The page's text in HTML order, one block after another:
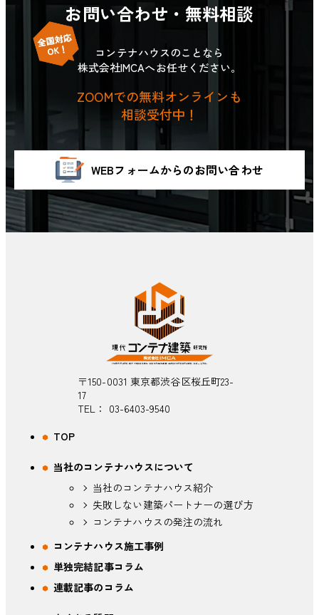
お問い合わせ・無料相談
コンテナハウスのことなら
株式会社IMCAへお任せください。
ZOOMでの無料オンラインも
相談受付中！
WEBフォームからのお問い合わせ
〒150-0031 東京都渋谷区桜丘町23-
17
TEL： 03-6403-9540
TOP
当社のコンテナハウスについて
当社のコンテナハウス紹介
失敗しない建築パートナーの選び方
コンテナハウスの発注の流れ
コンテナハウス施工事例
単独完結記事コラム
連載記事のコラム